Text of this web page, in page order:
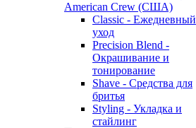
American Crew (США)
Classic - Ежедневный
уход
Precision Blend -
Окрашивание и
тонирование
Shave - Средства для
бритья
Styling - Укладка и
стайлинг